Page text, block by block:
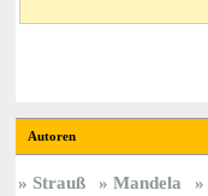
Autoren
Strauß Mandela